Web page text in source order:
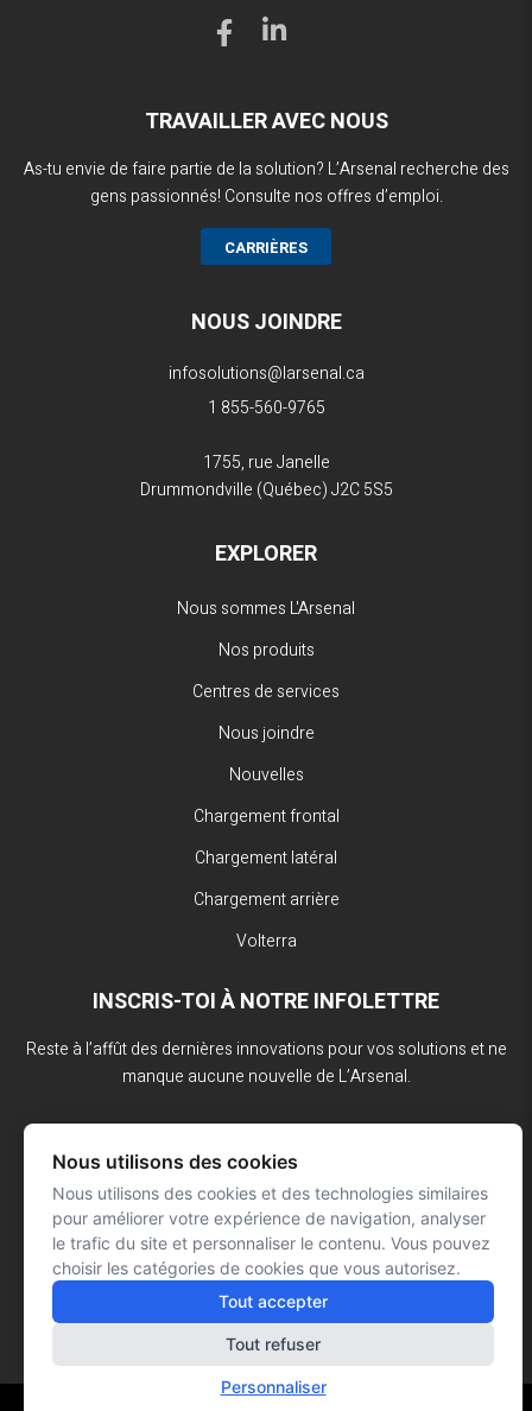
TRAVAILLER AVEC NOUS
As-tu envie de faire partie de la solution? L’Arsenal recherche des
gens passionnés! Consulte nos offres d’emploi.
CARRIÈRES
NOUS JOINDRE
infosolutions@larsenal.ca
1 855-560-9765
1755, rue Janelle
Drummondville (Québec)J2C 5S5
EXPLORER
Nous sommes L'Arsenal
Nos produits
Centres de services
Nous joindre
Nouvelles
Chargement frontal
Chargement latéral
Chargement arrière
Volterra
INSCRIS-TOI À NOTRE INFOLETTRE
Reste à l’affût des dernières innovations pour vos solutions et ne
manque aucune nouvelle de L’Arsenal.
Nous utilisons des cookies
Nous utilisons des cookies et des technologies similaires
pour améliorer votre expérience de navigation, analyser
le trafic du site et personnaliser le contenu. Vous pouvez
choisir les catégories de cookies que vous autorisez.
Tout accepter
Tout refuser
Personnaliser